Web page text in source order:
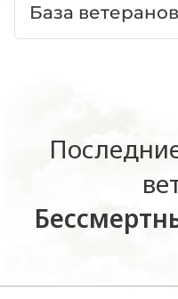
База ветеранов